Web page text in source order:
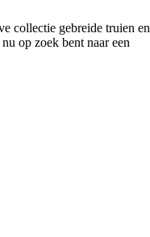
collectie gebreide truien en
op zoek bent naar een